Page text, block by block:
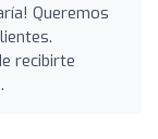
Queremos
recibirte